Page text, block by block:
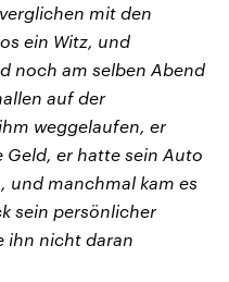
mit den
ein Witz, und
noch am selben Abend
auf der
weggelaufen, er
er hatte sein Auto
und manchmal kam es
sein persönlicher
ihn nicht daran